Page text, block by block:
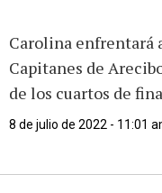
Carolina enfrentará
Capitanes de
de los cuartos de
8 de julio de 2022 - 11:01